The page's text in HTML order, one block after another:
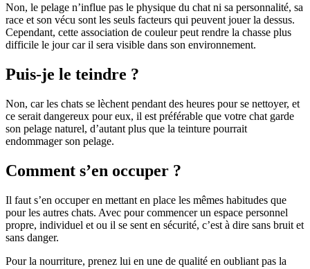
Non, le pelage n’influe pas le physique du chat ni sa personnalité, sa
race et son vécu sont les seuls facteurs qui peuvent jouer la dessus.
Cependant, cette association de couleur peut rendre la chasse plus
difficile le jour car il sera visible dans son environnement.
Puis-je le teindre ?
Non, car les chats se lèchent pendant des heures pour se nettoyer, et
ce serait dangereux pour eux, il est préférable que votre chat garde
son pelage naturel, d’autant plus que la teinture pourrait
endommager son pelage.
Comment s’en occuper ?
Il faut s’en occuper en mettant en place les mêmes habitudes que
pour les autres chats. Avec pour commencer un espace personnel
propre, individuel et ou il se sent en sécurité, c’est à dire sans bruit et
sans danger.
Pour la nourriture, prenez lui en une de qualité en oubliant pas la